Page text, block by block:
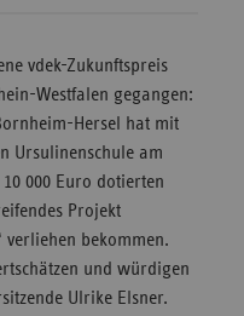
teilen
vdek-Zukunftspreis
Westfalen gegangen:
Hersel hat mit
Ursulinenschule am
000 Euro dotierten
Projekt
verliehen bekommen.
und würdigen
Ulrike Elsner.